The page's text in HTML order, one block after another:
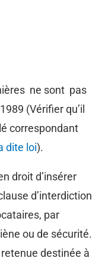
ne sont pas
(Vérifier qu’il
correspondant
dite loi).
droit d’insérer
d’interdiction
par
ou de sécurité.
destinée à